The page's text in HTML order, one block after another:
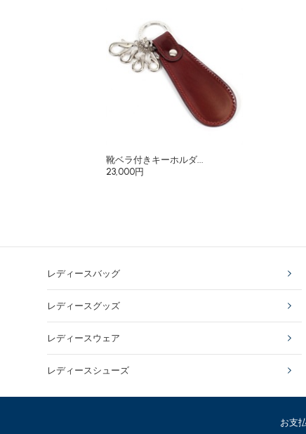
靴ベラ付きキーホルダ...
23,000円
レディースバッグ
レディースグッズ
レディースウェア
レディースシューズ
お支